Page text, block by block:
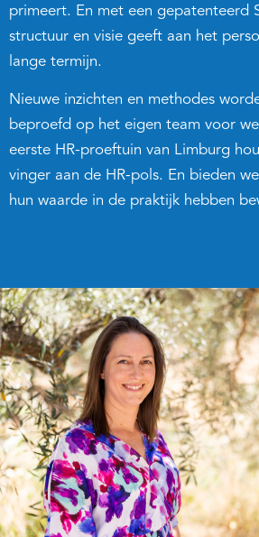
primeert. En met een gepatenteerd
structuur en visie geeft aan het
lange termijn.
Nieuwe inzichten en methodes
beproefd op het eigen team voor
eerste HR-proeftuin van Limburg
vinger aan de HR-pols. En bieden
hun waarde in de praktijk hebben